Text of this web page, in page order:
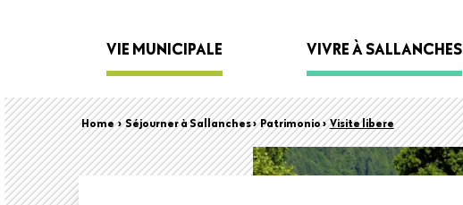
Main
navigation
VIE MUNICIPALE VIVRE À SALLANCHES
Back
to
top
Briciole
Home› Séjourner à Sallanches › Patrimonio › Visite libere